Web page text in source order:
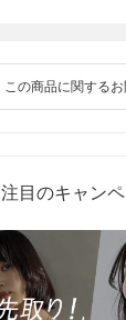
この商品に関する
注目のキャン